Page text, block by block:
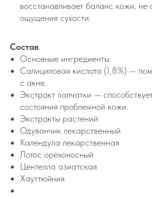
восстанавливает баланс кожи, не
ощущения сухости.
Состав
Основные ингредиенты:
Салициловая кислота (1,8%) —
с акне.
Экстракт лапчатки —
состояния проблемной кожи.
Экстракты растений:
Одуванчик лекарственный
Календула лекарственная
Лотос орехоносный
Центелла азиатская
Хауттюйния